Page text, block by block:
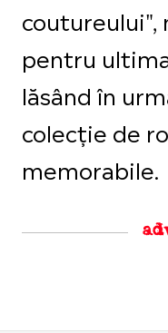
coutureului",
pentru
lăsând în
colecție de
memorabile.